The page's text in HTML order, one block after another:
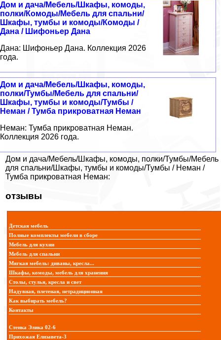
Дом и дача/Мебель/Шкафы, комоды,
полки/Комоды/Мебель для спальни/
Шкафы, тумбы и комоды/Комоды /
Дана / Шифоньер Дана
Дана: Шифоньер Дана. Коллекция 2026
года.
Дом и дача/Мебель/Шкафы, комоды,
полки/Тумбы/Мебель для спальни/
Шкафы, тумбы и комоды/Тумбы /
Неман / Тумба прикроватная Неман
Неман: Тумба прикроватная Неман.
Коллекция 2026 года.
Дом и дача/Мебель/Шкафы, комоды, полки/Тумбы/Мебель
для спальни/Шкафы, тумбы и комоды/Тумбы / Неман /
Тумба прикроватная Неман:
отзывы
Детская мебель
Полные комплекты мебели в сборе
Мебель для кухни
Мебель для спальни
Мягкая мебель: диваны, кресла...
Шкафы, комоды, мебель для хранения
Столы, стулья, кресла и свет
Надувная, плетеная, нетрадиционная
Как выбирать мебель?
Контакты
Стенка Элика 02-6
Прихожая Елизавета-3